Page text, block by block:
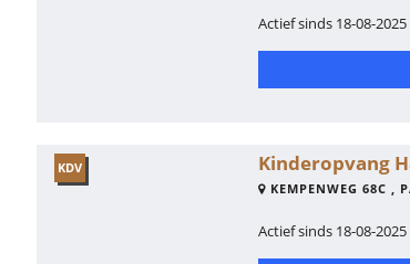
Actief sinds 18-08-2025
KDV Kinderopvang
KEMPENWEG 68C ,
Actief sinds 18-08-2025